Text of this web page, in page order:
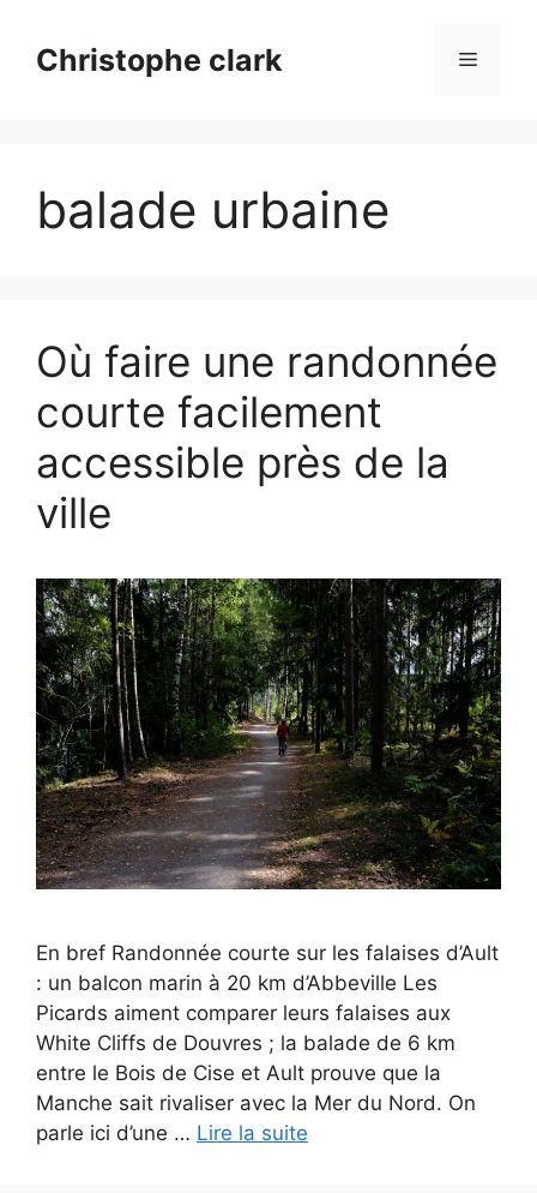
contenuChristophe clark Menu
balade urbaine
Où faire une randonnée
courte facilement
accessible près de la
ville
En bref Randonnée courte sur les falaises d’Ault
: un balcon marin à 20 km d’Abbeville Les
Picards aiment comparer leurs falaises aux
White Cliffs de Douvres ; la balade de 6 km
entre le Bois de Cise et Ault prouve que la
Manche sait rivaliser avec la Mer du Nord. On
parle ici d’une … Lire la suite